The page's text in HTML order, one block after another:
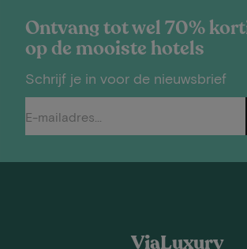
Ontvang tot wel 70%
op de mooiste hotels
Schrijf je in voor de nieuwsbrief
ViaLuxury